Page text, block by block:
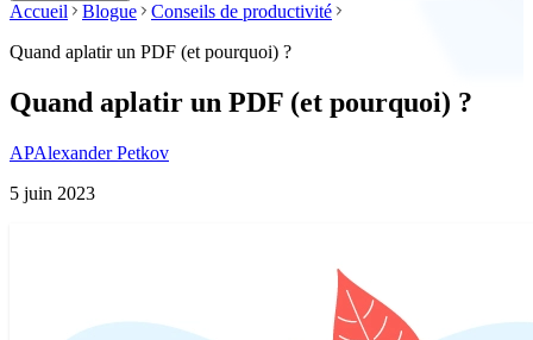
Accueil Blogue
Conseils de productivité
Quand aplatir un PDF (et pourquoi) ?
Quand aplatir un PDF (et pourquoi) ?
APAlexander Petkov
5 juin 2023